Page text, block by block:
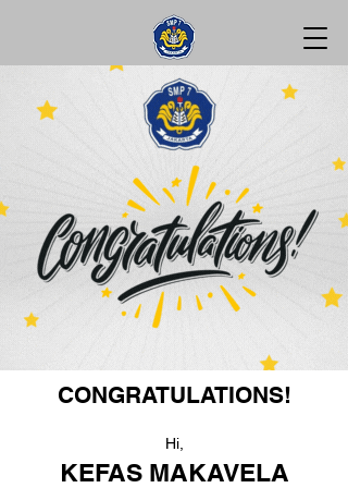
CONGRATULATIONS!
Hi,
KEFAS MAKAVELA